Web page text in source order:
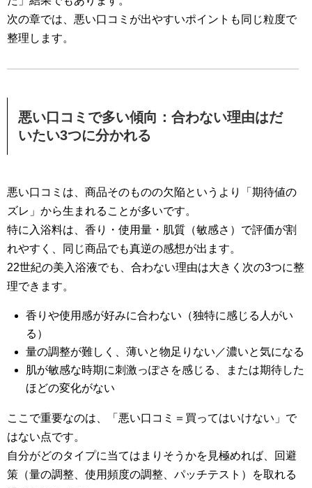
次の章では、悪い口コミが出やすいポイントも同じ粒度で
整理します。
悪い口コミで多い傾向：合わない理由はだ
いたい3つに分かれる
悪い口コミは、商品そのものの欠陥というより「期待値の
ズレ」から生まれることが多いです。
特に入浴料は、香り・使用量・肌質（敏感さ）で評価が割
れやすく、同じ商品でも真逆の感想が出ます。
22世紀の美入浴液でも、合わない理由は大きく次の3つに整
理できます。
香りや使用感が好みに合わない（独特に感じる人がい
る）
量の調整が難しく、薄いと物足りない／濃いと気になる
肌が敏感な時期に刺激っぽさを感じる、または期待した
ほどの変化がない
ここで重要なのは、「悪い口コミ＝買ってはいけない」で
はない点です。
自分がどのタイプに当てはまりそうかを見極めれば、回避
策（量の調整、使用頻度の調整、パッチテスト）を取れる